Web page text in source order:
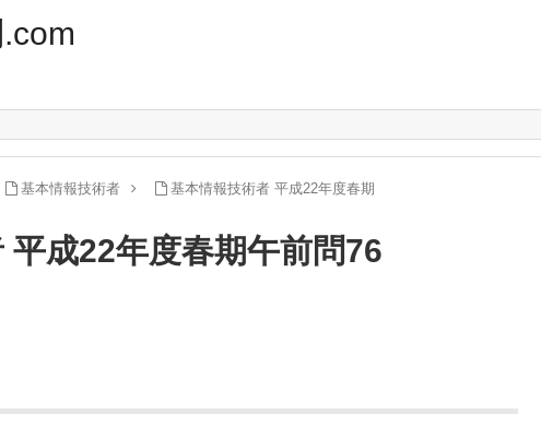
基本情報技術者 基本情報技術者 平成22年度春期
平成22年度春期午前問76